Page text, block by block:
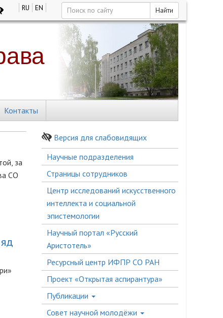
RU EN Найти
Контакты
за
СО
Версия для слабовидящих
Боковое
меню
Научные подразделения
Страницы сотрудников
Центр исследований искусственного
интеллекта и социальной
эпистемологии
Научный портал «Русский
Аристотель»
Ресурсный центр ИФПР СО РАН
Проект «Открытая аспирантура»
Публикации
Совет научной молодёжи